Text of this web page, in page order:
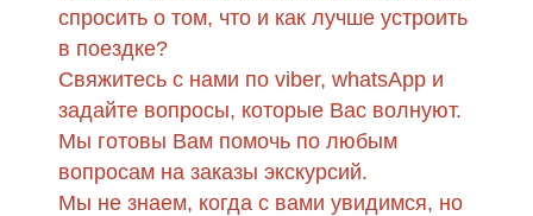
спросить о том, что и как лучше устроить
в поездке?
Свяжитесь с нами по viber, whatsApp и
задайте вопросы, которые Вас волнуют.
Мы готовы Вам помочь по любым
вопросам на заказы экскурсий.
Мы не знаем, когда с вами увидимся, но